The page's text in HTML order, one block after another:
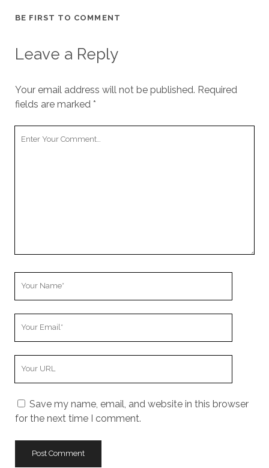
BE FIRST TO COMMENT
Leave a Reply
Your email address will not be published. Required
fields are marked *
Save my name, email, and website in this browser
for the next time I comment.